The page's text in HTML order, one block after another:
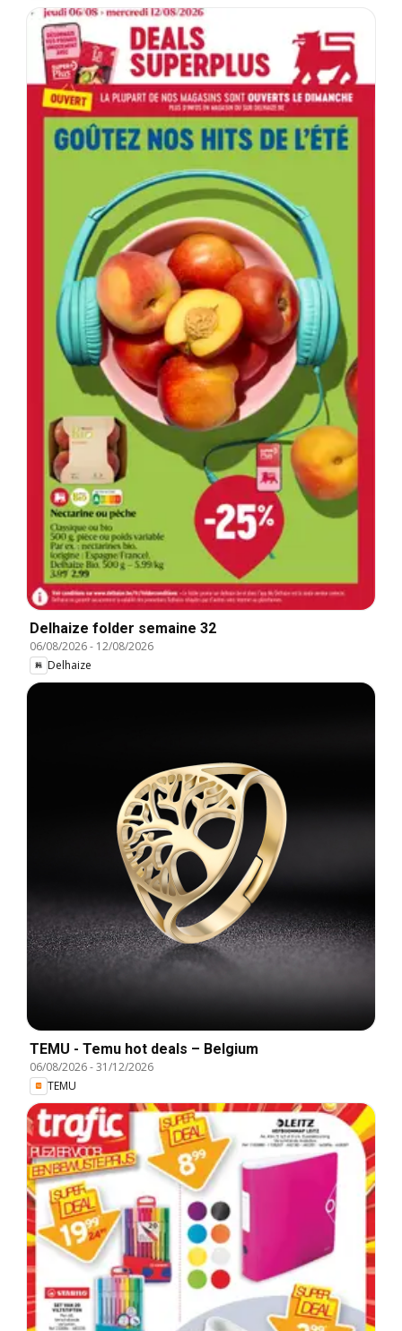
Delhaize folder semaine 32
06/08/2026- 12/08/2026
Delhaize
TEMU - Temu hot deals – Belgium
06/08/2026-31/12/2026
TEMU